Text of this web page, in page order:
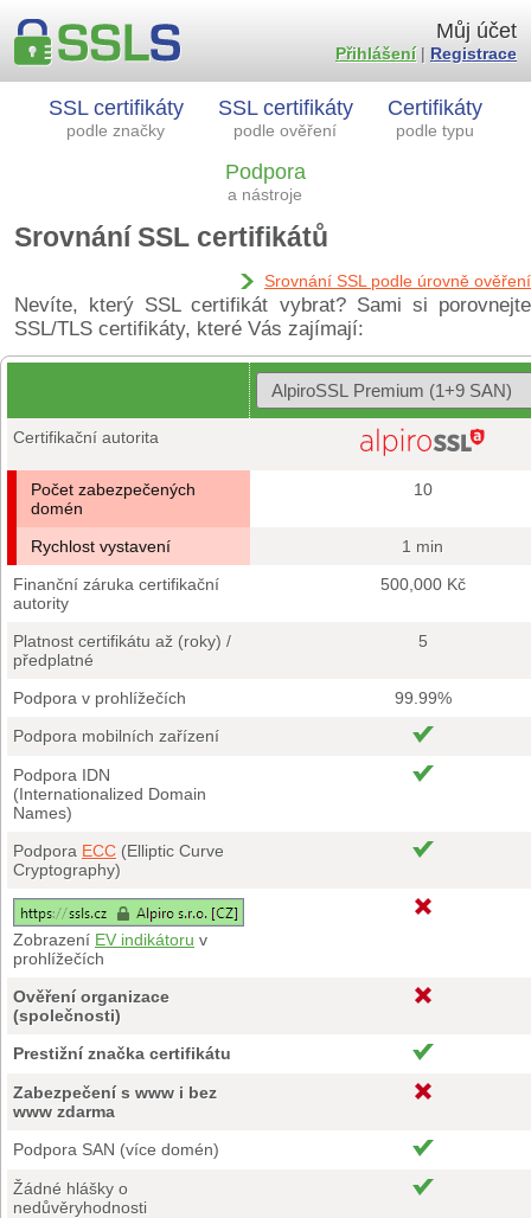
SSL certifikáty
podle značky
SSL certifikáty
podle ověření
Certifikáty
podle typu
Podpora
a nástroje
Můj účet
Přihlášení| Registrace
Srovnání SSL certifikátů
Srovnání SSL podle úrovně ověření
Nevíte, který SSL certifikát vybrat? Sami si porovnejte
SSL/TLS certifikáty, které Vás zajímají:
Certifikační autorita
Počet zabezpečených
domén
10
Rychlost vystavení
1 min
Finanční záruka certifikační
autority
500,000 Kč
Platnost certifikátu až (roky) /
předplatné
5
Podpora v prohlížečích
99.99%
Podpora mobilních zařízení
Podpora IDN
(Internationalized Domain
Names)
Podpora ECC (Elliptic Curve
Cryptography)
Zobrazení EV indikátoru v
prohlížečích
Ověření organizace
(společnosti)
Prestižní značka certifikátu
Zabezpečení s www i bez
www zdarma
Podpora SAN (více domén)
Žádné hlášky o
nedůvěryhodnosti